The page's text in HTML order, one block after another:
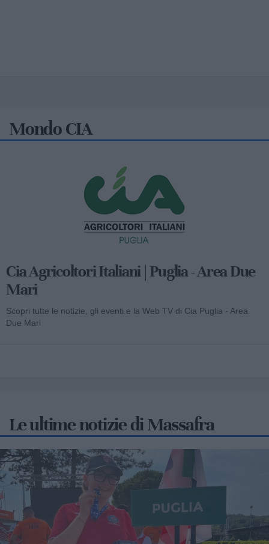
Mondo CIA
Cia Agricoltori Italiani | Puglia - Area Due
Mari
Scopri tutte le notizie, gli eventi e la Web TV di Cia Puglia - Area
Due Mari
Le ultime notizie di Massafra